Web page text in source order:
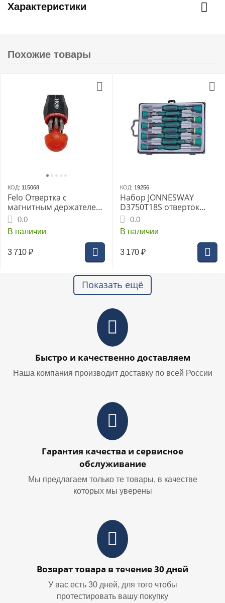
Характеристики
Похожие товары
КОД: 115068
Felo Отвертка с
магнитным держателем
под биты с набором бит
8шт 37320805
0.0
В наличии
3 710 ₽
КОД: 19256
Набор JONNESWAY
D3750T18S отверток
крестовые 50 мм Torx
T4-T7 PH - 8 предметов
0.0
В наличии
3 170 ₽
Показать ещё
Быстро и качественно доставляем
Наша компания производит доставку по всей России
Гарантия качества и сервисное
обслуживание
Мы предлагаем только те товары, в качестве
которых мы уверены
Возврат товара в течение 30 дней
У вас есть 30 дней, для того чтобы
протестировать вашу покупку